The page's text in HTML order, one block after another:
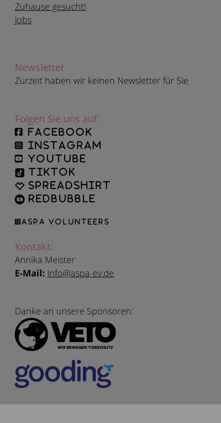
Zuhause gesucht!
Jobs
Newsletter
Zurzeit haben wir keinen Newsletter für Sie
Folgen Sie uns auf:
facebook
instagram
YouTube
TikTok
Spreadshirt
Redbubble
ASPA Volunteers
Kontakt:
Annika Meister
E-Mail: info@aspa-ev.de
Danke an unsere Sponsoren: